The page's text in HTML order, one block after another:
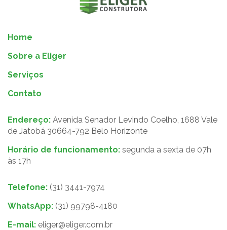
Home
Sobre a Eliger
Serviços
Contato
Endereço: Avenida Senador Levindo Coelho, 1688 Vale
de Jatobá 30664-792 Belo Horizonte
Horário de funcionamento: segunda a sexta de 07h
às 17h
Telefone: (31) 3441-7974
WhatsApp: (31) 99798-4180
E-mail: eliger@eliger.com.br